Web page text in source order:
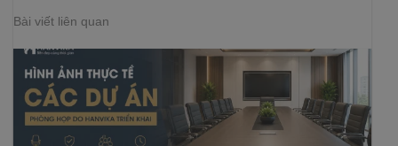
Bài viết liên quan